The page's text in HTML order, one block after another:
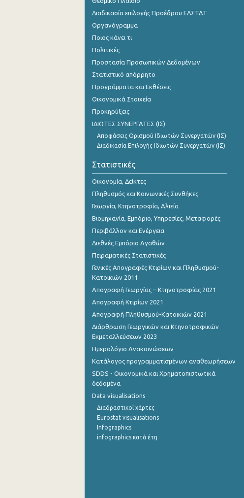
Φεβρουαρίου 2024
Ιανουαρίου 2024
Νοεμβρίου 2023
Σεπτεμβρίου 2023
Αυγούστου 2023
Ιουλίου 2023
Μαΐου 2023
Απριλίου 2023
Μαρτίου 2023
Φεβρουαρίου 2023
Ιανουαρίου 2023
Δεκεμβρίου 2022
Νοεμβρίου 2022
Οκτωβρίου 2022
Σεπτεμβρίου 2022
Αυγούστου 2022
Ιουλίου 2022
Ιουνίου 2022
Μαΐου 2022
Απριλίου 2022
Μαρτίου 2022
Φεβρουαρίου 2022
Διαδικασία επιλογής Προέδρου ΕΛΣΤΑΤ
Οργανόγραμμα
Ποιος κάνει τι
Πολιτικές
Προστασία Προσωπικών Δεδομένων
Στατιστικό απόρρητο
Προγράμματα και Εκθέσεις
Οικονομικά Στοιχεία
Προκηρύξεις
ΙΔΙΩΤΕΣ ΣΥΝΕΡΓΑΤΕΣ (ΙΣ)
Αποφάσεις Ορισμού Ιδιωτών Συνεργατών (ΙΣ)
Διαδικασία Επιλογής Ιδιωτών Συνεργατών (ΙΣ)
Στατιστικές
Οικονομία, Δείκτες
Πληθυσμός και Κοινωνικές Συνθήκες
Γεωργία, Κτηνοτροφία, Αλιεία
Βιομηχανία, Εμπόριο, Υπηρεσίες, Μεταφορές
Περιβάλλον και Ενέργεια
Διεθνές Εμπόριο Αγαθών
Πειραματικές Στατιστικές
Γενικές Απογραφές Κτιρίων και Πληθυσμού-
Κατοικιών 2011
Απογραφή Γεωργίας – Κτηνοτροφίας 2021
Απογραφή Κτιρίων 2021
Απογραφή Πληθυσμού-Κατοικιών 2021
Διάρθρωση Γεωργικών και Κτηνοτροφικών
Εκμεταλλεύσεων 2023
Ημερολόγιο Ανακοινώσεων
Κατάλογος προγραμματισμένων αναθεωρήσεων
SDDS - Οικονομικά και Χρηματοπιστωτικά
δεδομένα
Data visualisations
Διαδραστικοί χάρτες
Eurostat visualisations
Infographics
infographics κατά έτη